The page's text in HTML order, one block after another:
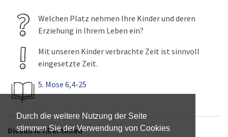
Durch die weitere Nutzung der Seite
stimmen Sie der Verwendung von Cookies
Welchen Platz nehmen Ihre Kinder und deren
Erziehung in Ihrem Leben ein?
Mit unseren Kinder verbrachte Zeit ist sinnvoll
eingesetzte Zeit.
5. Mose 6,4-25
Diesen Artikel teilen